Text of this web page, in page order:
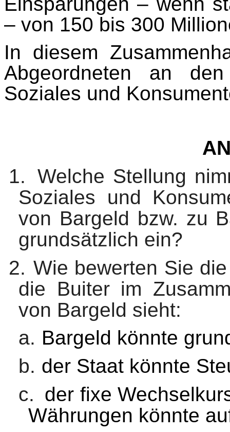
– von 150 bis 300
In diesem
Abgeordneten an
Soziales und
1.
Welche Stellung
Soziales und
von Bargeld bzw. zu
grundsätzlich ein?
2. Wie bewerten Sie
die Buiter im
von Bargeld sieht:
a. Bargeld könnte
b. der Staat könnte
c. der fixe
Währungen könnte